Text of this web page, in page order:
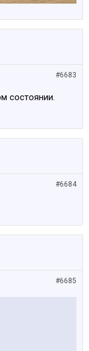
#6683
состоянии.
#6684
#6685